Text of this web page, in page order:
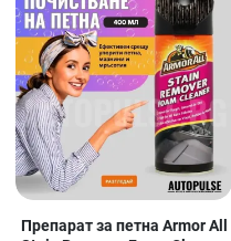
Препарат за петна Armor All